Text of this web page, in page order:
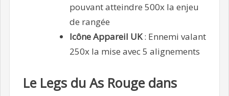
pouvant atteindre 500x la enjeu
de rangée
Icône Appareil UK: Ennemi valant
250x la mise avec 5 alignements
Le Legs du As Rouge dans